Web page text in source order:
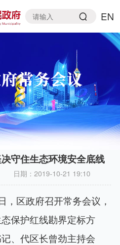
EN
守住生态环境安全底线
日期： 2019-10-21 19:10
区政府召开常务会议，
保护红线勘界定标方
、代区长曾劲主持会